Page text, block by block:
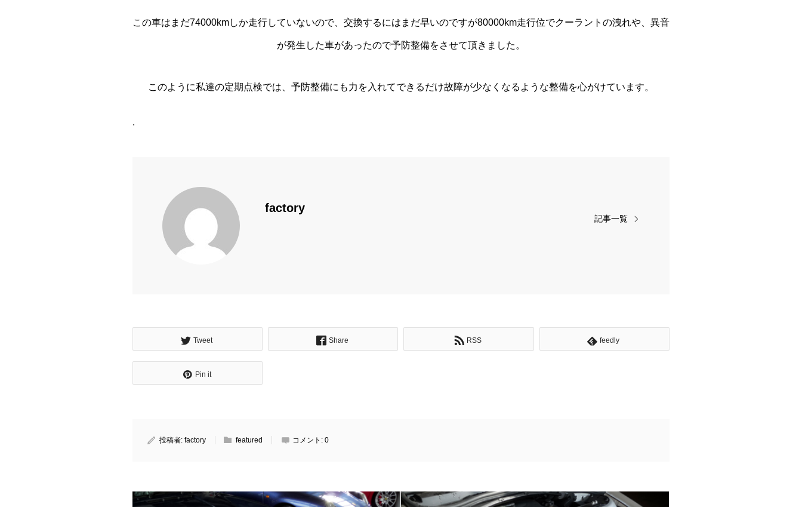
この車はまだ74000kmしか走行していないので、交換するにはまだ早いのですが80000km走行位でクーラントの洩れや、異音
が発生した車があったので予防整備をさせて頂きました。
このように私達の定期点検では、予防整備にも力を入れてできるだけ故障が少なくなるような整備を心がけています。
.
factory
記事一覧
Tweet Share RSS feedly
Pin it
投稿者: factory featured コメント: 0